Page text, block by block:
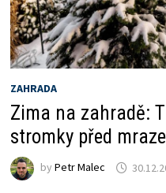
ZAHRADA
Zima na zahradě:
stromky před
by Petr Malec